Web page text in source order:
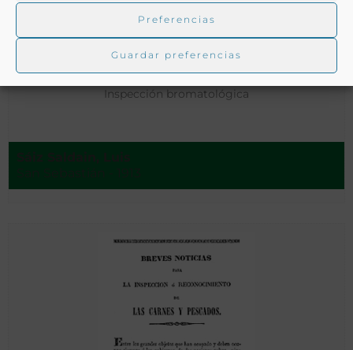
Preferencias
Guardar preferencias
Inspección bromatológica